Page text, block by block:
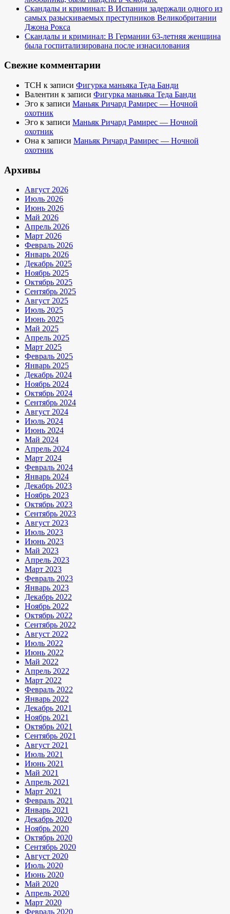
Скандалы и криминал: В Испании задержали одного из
самых разыскиваемых преступников Великобритании
Джона Рокса
Скандалы и криминал: В Германии 63-летняя женщина
была госпитализирована после изнасилования
Свежие комментарии
TCH к записи Фигурка маньяка Теда Банди
Валентин к записи Фигурка маньяка Теда Банди
Эго к записи Маньяк Ричард Рамирес — Ночной
охотник
Эго к записи Маньяк Ричард Рамирес — Ночной
охотник
Она к записи Маньяк Ричард Рамирес — Ночной
охотник
Архивы
Август 2026
Июль 2026
Июнь 2026
Май 2026
Апрель 2026
Март 2026
Февраль 2026
Январь 2026
Декабрь 2025
Ноябрь 2025
Октябрь 2025
Сентябрь 2025
Август 2025
Июль 2025
Июнь 2025
Май 2025
Апрель 2025
Март 2025
Февраль 2025
Январь 2025
Декабрь 2024
Ноябрь 2024
Октябрь 2024
Сентябрь 2024
Август 2024
Июль 2024
Июнь 2024
Май 2024
Апрель 2024
Март 2024
Февраль 2024
Январь 2024
Декабрь 2023
Ноябрь 2023
Октябрь 2023
Сентябрь 2023
Август 2023
Июль 2023
Июнь 2023
Май 2023
Апрель 2023
Март 2023
Февраль 2023
Январь 2023
Декабрь 2022
Ноябрь 2022
Октябрь 2022
Сентябрь 2022
Август 2022
Июль 2022
Июнь 2022
Май 2022
Апрель 2022
Март 2022
Февраль 2022
Январь 2022
Декабрь 2021
Ноябрь 2021
Октябрь 2021
Сентябрь 2021
Август 2021
Июль 2021
Июнь 2021
Май 2021
Апрель 2021
Март 2021
Февраль 2021
Январь 2021
Декабрь 2020
Ноябрь 2020
Октябрь 2020
Сентябрь 2020
Август 2020
Июль 2020
Июнь 2020
Май 2020
Апрель 2020
Март 2020
Февраль 2020